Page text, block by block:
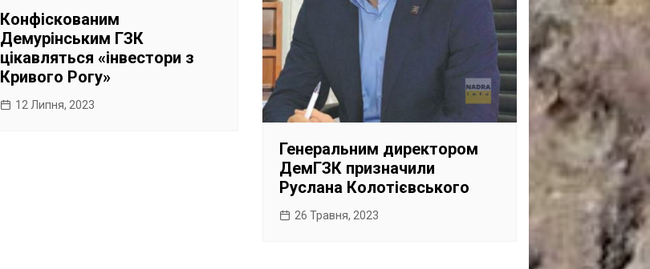
Конфіскованим
Демурінським ГЗК
цікавляться «інвестори з
Кривого Рогу»
12 Липня, 2023
Генеральним директором
ДемГЗК призначили
Руслана Колотієвського
26 Травня, 2023